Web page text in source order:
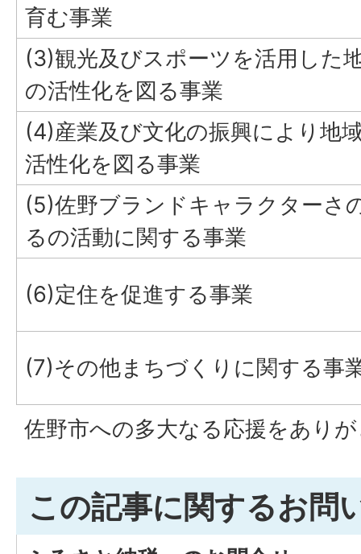
育む事業
(3)観光及びスポーツを活用した
の活性化を図る事業
(4)産業及び文化の振興により地
活性化を図る事業
(5)佐野ブランドキャラクターさ
るの活動に関する事業
(6)定住を促進する事業
(7)その他まちづくりに関する事
佐野市への多大なる応援をあり
この記事に関するお問